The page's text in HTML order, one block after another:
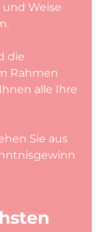
Weise
die
Rahmen
alle Ihre
Sie aus